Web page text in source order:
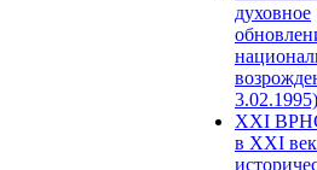
духовное
3.02.1995)
XХI
в XXI